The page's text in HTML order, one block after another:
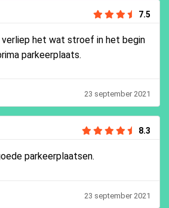
7.5
verliep het wat stroef in het begin
parkeerplaats.
23 september 2021
8.3
parkeerplaatsen.
23 september 2021